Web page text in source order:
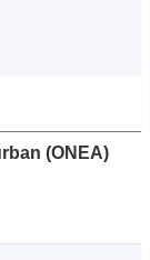
(ONEA)